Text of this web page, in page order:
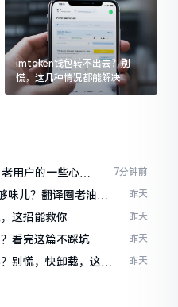
imtoken钱包转不出去？别
慌，这几种情况都能解决
用户的一些心里
7分钟前
儿？翻译圈老油条
昨天
这招能救你 昨天
看完这篇不踩坑 昨天
别慌，快卸载，这几
昨天